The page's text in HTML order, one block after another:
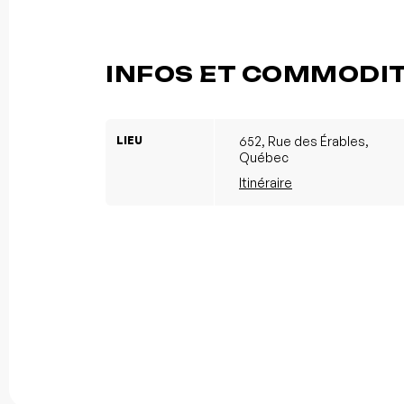
INFOS ET
LIEU
652, Rue des Érables,
Québec
Itinéraire